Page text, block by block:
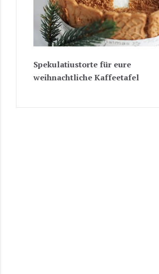
Spekulatiustorte für eure
weihnachtliche Kaffeetafel